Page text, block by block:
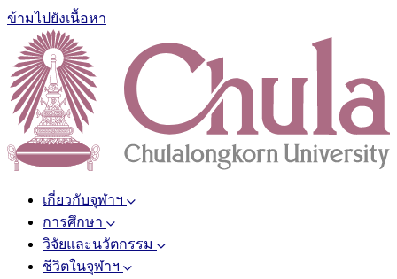
ข้ามไปยังเนื้อหา
เกี่ยวกับจุฬาฯ
การศึกษา
วิจัยและนวัตกรรม
ชีวิตในจุฬาฯ